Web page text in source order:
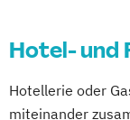
Hotel- und
Hotellerie oder
miteinander